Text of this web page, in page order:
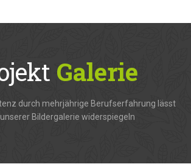
Galerie
durch mehrjährige Berufserfahrung lässt
Bildergalerie widerspiegeln